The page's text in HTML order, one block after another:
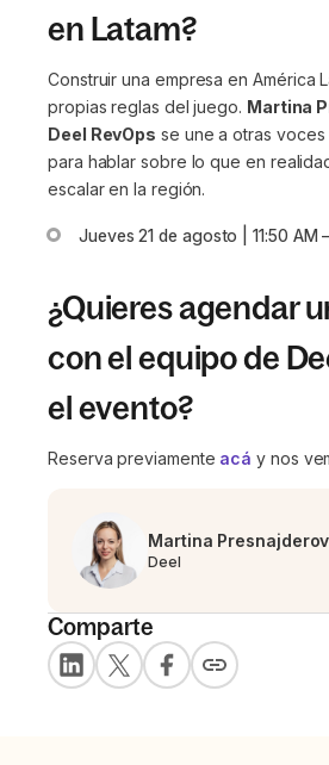
en Latam?
Construir una empresa en América
propias reglas del juego. Martina
Deel RevOps se une a otras
para hablar sobre lo que en
escalar en la región.
Jueves 21 de agosto | 11:50 AM
¿Quieres agendar
con el equipo de
el evento?
Reserva previamente acá y nos
Martina
Deel
Comparte